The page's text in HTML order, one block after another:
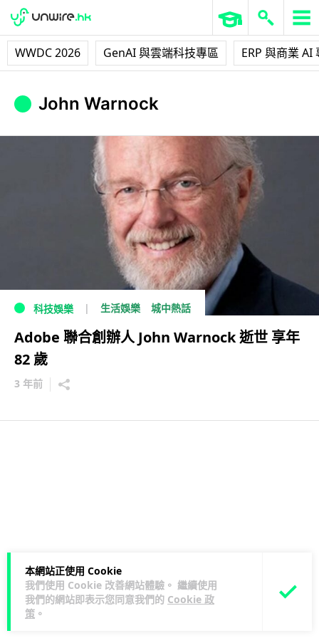
WWDC 2026 GenAI 與雲端科技專區 ERP 與商業 AI
本網站正使用 Cookie
我們使用 Cookie 改善網站體驗。 繼續使用
我們的網站即表示您同意我們的 Cookie 政
策 。
John Warnock
科技娛樂 生活娛樂 城中熱話
Adob​​e 聯合創辦人 John Warnock 逝世 享年
82 歲
3 年前